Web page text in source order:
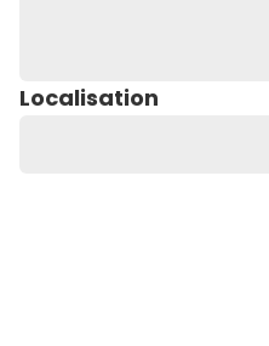
Localisation